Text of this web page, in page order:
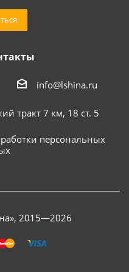
info@lshina.ru
тракт 7 км, 18 ст. 5
персональных
2015—2026